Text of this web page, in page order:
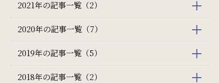
2021年の記事一覧（2）
2020年の記事一覧（7）
2019年の記事一覧（5）
2018年の記事一覧（2）